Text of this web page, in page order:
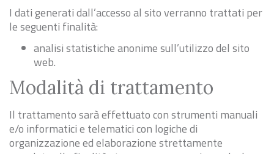
I dati generati dall’accesso al sito verranno trattati per
le seguenti finalità:
analisi statistiche anonime sull’utilizzo del sito
web.
Modalità di trattamento
Il trattamento sarà effettuato con strumenti manuali
e/o informatici e telematici con logiche di
organizzazione ed elaborazione strettamente